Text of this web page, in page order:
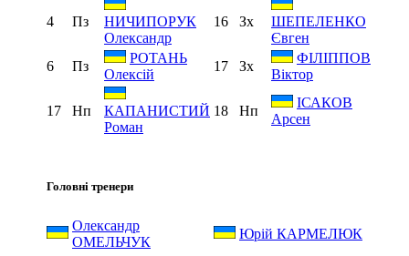
4 Пз
НИЧИПОРУК
Олександр
16 Зх
ШЕПЕЛЕНКО
Євген
6
Пз
РОТАНЬ
Олексій
17 Зх
ФІЛІППОВ
Віктор
17 Нп
КАПАНИСТИЙ
Роман
18 Нп
ІСАКОВ
Арсен
Головні тренери
Олександр
ОМЕЛЬЧУК
Юрій КАРМЕЛЮК